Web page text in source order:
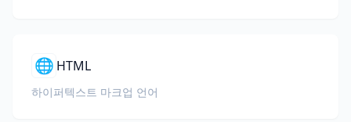
🌐 HTML
하이퍼텍스트 마크업 언어